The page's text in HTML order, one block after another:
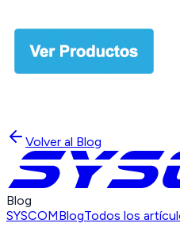
Volver al Blog
Blog
SYSCOMBlogTodos los